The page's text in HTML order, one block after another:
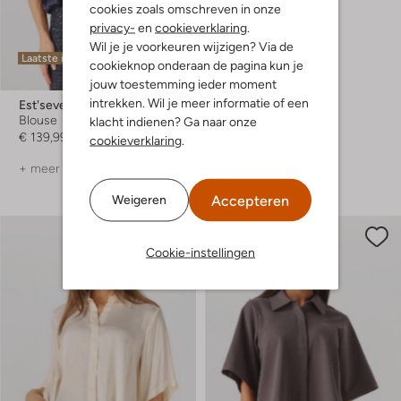
cookies zoals omschreven in onze
privacy- en cookieverklaring
Wil je je voorkeuren wijzigen? Via de
cookieknop onderaan de pagina kun je
jouw toestemming ieder moment
intrekken. Wil je meer informatie of een
klacht indienen? Ga naar onze
cookieverklaring
Weigeren Accepteren
Cookie-instellingen
Laatste items
Est'seven
Blouse
€ 139,99
+ meer kleuren